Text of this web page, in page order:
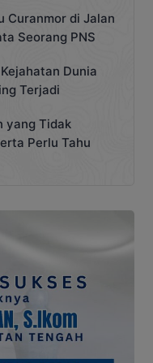
Curanmor di Jalan
Seorang PNS
Dunia
Terjadi
yang Tidak
Perlu Tahu